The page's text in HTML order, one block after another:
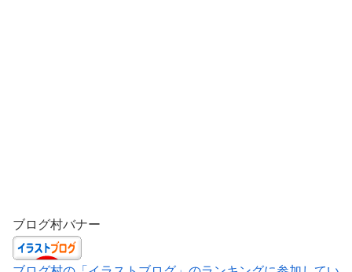
ブログ村バナー